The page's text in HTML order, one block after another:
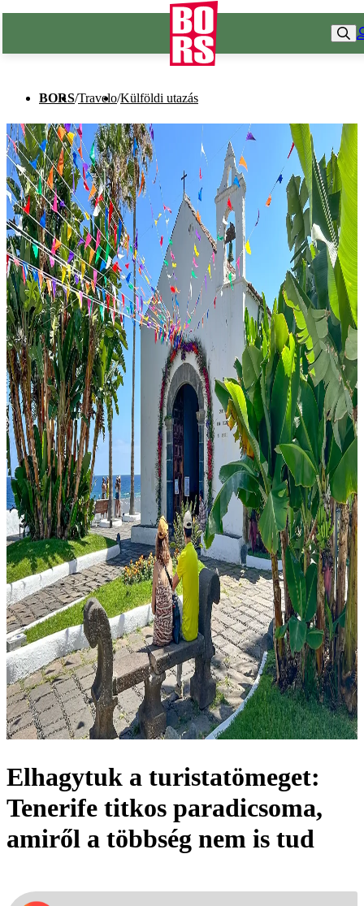
BORS/Travelo/Külföldi utazás
Elhagytuk a turistatömeget:
Tenerife titkos paradicsoma,
amiről a többség nem is tud